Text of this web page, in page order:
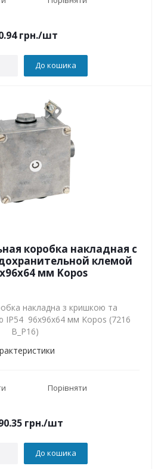
грн./шт
До кошика
коробка накладная с
клемой
мм Kopos
накладна з кришкою та
IP54 96х96х64 мм Kopos (7216
B_P16)
Порівняти
грн./шт
До кошика